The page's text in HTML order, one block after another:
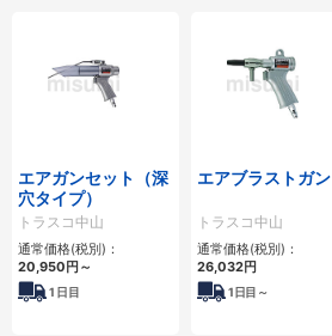
エアガンセット（深
穴タイプ）
トラスコ中山
通常価格(税別)：
20,950円～
1 日目
エアブラストガン
トラスコ中山
通常価格(税別)：
26,032円
1日目～